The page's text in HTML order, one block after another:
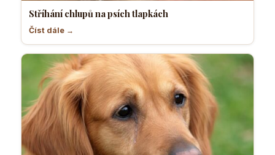
Stříhání chlupů na psích tlapkách
Číst dále →